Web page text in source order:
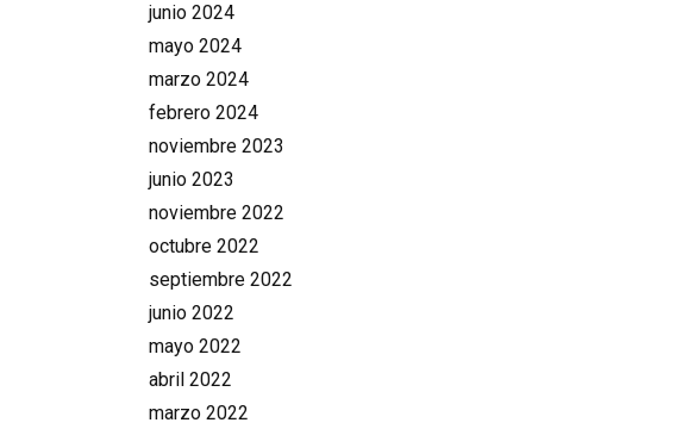
junio 2024
mayo 2024
marzo 2024
febrero 2024
noviembre 2023
junio 2023
noviembre 2022
octubre 2022
septiembre 2022
junio 2022
mayo 2022
abril 2022
marzo 2022